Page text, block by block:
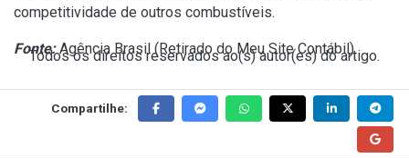
competitividade de outros combustíveis.
Fonte:Agência Brasil (Retirado do Meu Site Contábil)
Todos os direitos reservados ao(s) autor(es) do artigo.
Compartilhe: